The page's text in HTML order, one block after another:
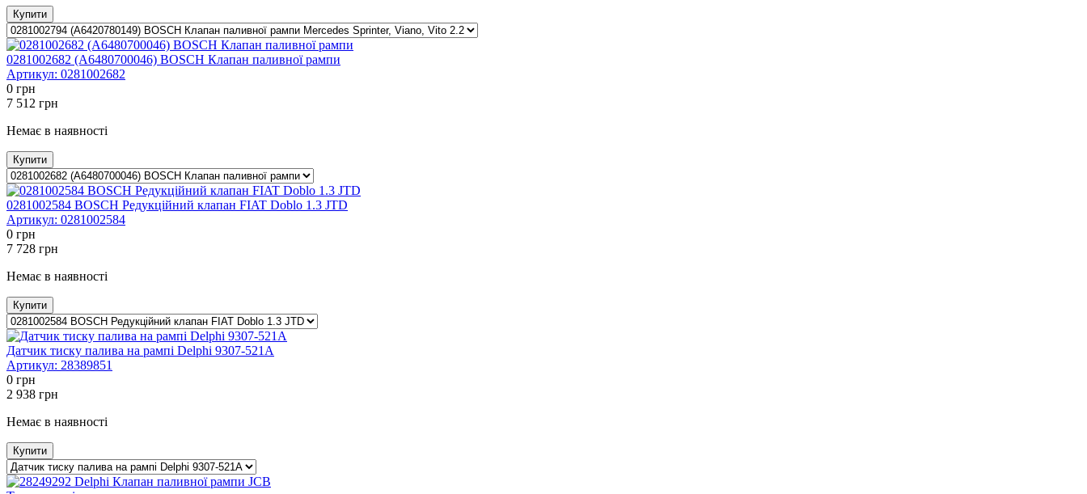
Купити
0281002682 (A6480700046) BOSCH Клапан паливної рампи
Артикул: 0281002682
0 грн
7 512 грн
Немає в наявності
Купити
0281002584 BOSCH Редукційний клапан FIAT Doblo 1.3 JTD
Артикул: 0281002584
0 грн
7 728 грн
Немає в наявності
Купити
Датчик тиску палива на рампі Delphi 9307-521A
Артикул: 28389851
0 грн
2 938 грн
Немає в наявності
Купити